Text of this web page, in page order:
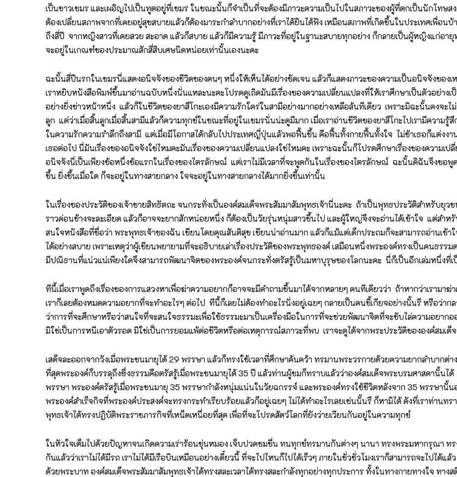
เป็นชาวเขมร และเผอิญไปเป็นทูตอยู่ที่เขมร ในขณะนั้นก็จำเป็นที่จะต้องมีภาวะความเป็นไปในสภาวะของผู้ที่ตกเป็นนักโทษ
ต้องเปลี่ยนสภาพจากที่เคยอยู่สุขสบายแล้วก็ต้องมาระกำลำบากอย่างที่เราได้ยินได้ฟัง เหมือนสภาพที่เกิดขึ้นในประเทศเพื่อนบ้
ถึงสี่ปี จากหญิงสาวที่เคยสวย สะอาด แล้วก็สบาย แล้วก็มีความรู้ มีภาวะที่อยู่ในฐานะสบายทุกอย่าง ก็กลายเป็นผู้หญิงแก่อายุ
จะอยู่ในเกณฑ์ของประมาณสักสี่สิบเศษนิดหน่อยเท่านั้นเองนะคะ
ฉะนั้นสี่ปีนรกในเขมรนี่แสดงอนิจจังของชีวิตของคนๆ หนึ่งให้เห็นได้อย่างชัดเจน แล้วก็แสดงภาวะของความเป็นอนิจจังของ
เราหยิบหนังสือพิมพ์ขึ้นมาอ่านฉบับหนึ่งนั่นแหละนะคะโปรดดูเถิดมันมีเรื่องของความเปลี่ยนแปลงที่ให้เราศึกษาเป็นตัวอย่า
อย่างยิ่งข่าวหน้าหนึ่ง แล้วก็ในชีวิตของยาสึโกะเองมีความรักใคร่ในสามีอย่างมากอย่างเหลือล้นทีเดียว เพราะมิฉะนั้นคงจะ
ลูก แต่ว่าเมื่อสิ้นลูกเมื่อสิ้นสามีแล้วก็ความทุกข์ในขณะที่อยู่ในเขมรนั่นน่ะดูมีมาก เมื่อเราอ่านชีวิตของยาสึโกะไปเรามีความรู้
ในความรักความรำลึกถึงสามี แต่เมื่อมีโอกาสได้กลับไปประเทศญี่ปุ่นแล้วพอฟื้นขึ้น คือฟื้นทั้งกายฟื้นทั้งใจ ไม่ช้าเธอก็แต่งง
เธอต่อไป นี่มันเรื่องของอนิจจังใช่ไหมคะมันเรื่องของความเปลี่ยนแปลงใช่ไหมคะ เพราะฉะนั้นก็โปรดศึกษาเรื่องของความเ
อนิจจังนี่เป็นเพียงข้อหนึ่งข้อแรกในเรื่องของไตรลักษณ์ แต่เราไม่มีเวลาที่จะพูดกันในเรื่องของไตรลักษณ์ ฉะนั้นดิฉันจึงขอพู
ขึ้น ยิ่งขึ้นเมื่อใด ก็จะอยู่ในทางสายกลาง ใจจะอยู่ในทางสายกลางได้มากยิ่งขึ้นเท่านั้น
ในเรื่องของประวัติของเจ้าชายสิทธัตถะ จนกระทั่งเป็นองค์สมเด็จพระสัมมาสัมพุทธเจ้านี่นะคะ ถ้าเป็นพุทธประวัติสำหรับยุว
ราวค่อนข้างจะละเอียด แล้วก็อาจจะยากสักหน่อยหนึ่ง ก็ต้องเป็นวัยรุ่นหนุ่มสาวขึ้นไป และผู้ใหญ่จึงจะอ่านได้เข้าใจ แต่สำ
สนใจหนังสือที่ชื่อว่า พระพุทธเจ้าของฉัน เขียนโดยคุณสันติสุข เขียนน่าอ่านมาก แล้วก็แม้แต่เด็กประถมก็จะสามารถอ่านเข้า
ได้อย่างสบาย เพราะเหตุว่าผู้เขียนพยายามที่จะอธิบายเล่าเรื่องประวัติของพระพุทธองค์ เสมือนหนึ่งพระองค์ทรงเป็นคนธรร
มีปณิธานที่แน่วแน่เพียงใดจึงสามารถพัฒนาจิตของพระองค์จนกระทั่งตรัสรู้เป็นมหาบุรุษของโลกนะคะ นี่ก็เป็นอีกเล่มหนึ่งที่
ทีนี้เมื่อเราพูดถึงเรื่องของการแสวงหาเพื่อฆ่าความอยากก็อาจจะมีคำถามขึ้นมาได้จากหลายๆ คนทีเดียวว่า ถ้าหากว่าเรามา
เราก็เลยต้องหมดความอยากที่จะทำอะไรๆ ต่อไป ทีนี้ก็เลยไม่ต้องทำอะไรนั่งอยู่เฉยๆ กลายเป็นคนขี้เกียจอย่างนั้นรึ หรือว่
ว่าการที่จะศึกษาหรือว่าสนใจที่จะสนใจธรรมะเพื่อใช้ธรรมะมาเป็นเครื่องมือในการที่จะช่วยพัฒนาจิตที่จะขับไล่ความอยาก
มิใช่เป็นการหนีเอาตัวรอด มิใช่เป็นการยอมแพ้ต่อชีวิตหรือต่อเหตุการณ์สภาวะที่พบ เราจะดูได้จากพระประวัติขององค์สมเด็
เสด็จละออกจากวังเมื่อพระชนมายุได้ 29 พรรษา แล้วก็ทรงใช้เวลาที่ศึกษาค้นคว้า ทรมานพระวรกายด้วยความยากลำบากต่า
ที่สุดพระองค์ก็บรรลุถึงซึ่งธรรมคือตรัสรู้เมื่อพระชนมายุได้ 35 ปี แล้วท่านผู้ชมก็ทราบแล้วว่าองค์สมเด็จพระบรมศาสดานั้น
พรรษา พระองค์ตรัสรู้เมื่อพระชนมายุ 35 พรรษากำลังหนุ่มแน่นในวัยฉกรรจ์ และพระองค์ทรงใช้ชีวิตหลังจาก 35 พรรษานั้น
พระองค์สําเร็จกิจที่พระองค์ประสงค์จะทรงกระทำเรียบร้อยแล้วก็อยู่เฉยๆ ไม่ได้ทำอะไรเลยเช่นนั้นรึ ก็หามิได้ ดังที่เราท่าน
พุทธเจ้าได้ทรงปฏิบัติพระราชภารกิจที่เหน็ดเหนื่อยที่สุด เพื่อที่จะโปรดสัตว์โลกที่ยังว่ายเวียนกันอยู่ในความทุกข์
ในหัวใจเต็มไปด้วยปัญหาจนเกิดความเร่าร้อนขุ่นหมอง เจ็บปวดขมขื่น ทนทุกข์ทรมานกันต่างๆ นานา ทรงพระมหากรุณา ท
กันแล้วว่าเราไม่ได้มีรถ เราไม่ได้มีเรือบินเหมือนอย่างเดี๋ยวนี้ ที่จะไปไหนก็ไปได้เร็วๆ ภายในชั่วชั่วโมงเราก็สามารถจะไปได้
ด้วยพระบาท องค์สมเด็จพระสัมมาสัมพุทธเจ้าได้ทรงสละเวลาได้ทรงสละกําลังทุกอย่างทุกประการ ทั้งในทางกายทางใจ ทา